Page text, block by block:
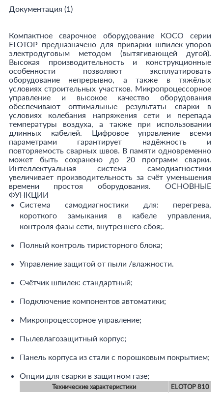
Документация (1)
Компактное сварочное оборудование KOCO серии
ELOTOP предназначено для приварки шпилек-упоров
электродуговым методом (вытягивающей дугой).
Высокая производительность и конструкционные
особенности позволяют эксплуатировать
оборудование непрерывно, а также в тяжёлых
условиях строительных участков. Микропроцессорное
управление и высокое качество оборудования
обеспечивают оптимальные результаты сварки в
условиях колебания напряжения сети и перепада
температуры воздуха, а также при использовании
длинных кабелей. Цифровое управление всеми
параметрами гарантирует надёжность и
повторяемость сварных швов. В памяти одновременно
может быть сохранено до 20 программ сварки.
Интеллектуальная система самодиагностики
увеличивает производительность за счёт уменьшения
времени простоя оборудования. ОСНОВНЫЕ
ФУНКЦИИ
Система самодиагностики для: перегрева,
короткого замыкания в кабеле управления,
контроля фазы сети, внутреннего сбоя;.
Полный контроль тиристорного блока;
Управление защитой от пыли /влажности.
Счётчик шпилек: стандартный;
Подключение компонентов автоматики;
Микропроцессорное управление;
Пылевлагозащитный корпус;
Панель корпуса из стали с порошковым покрытием;
Опции для сварки в защитном газе;
Технические характеристики ELOTOP 810